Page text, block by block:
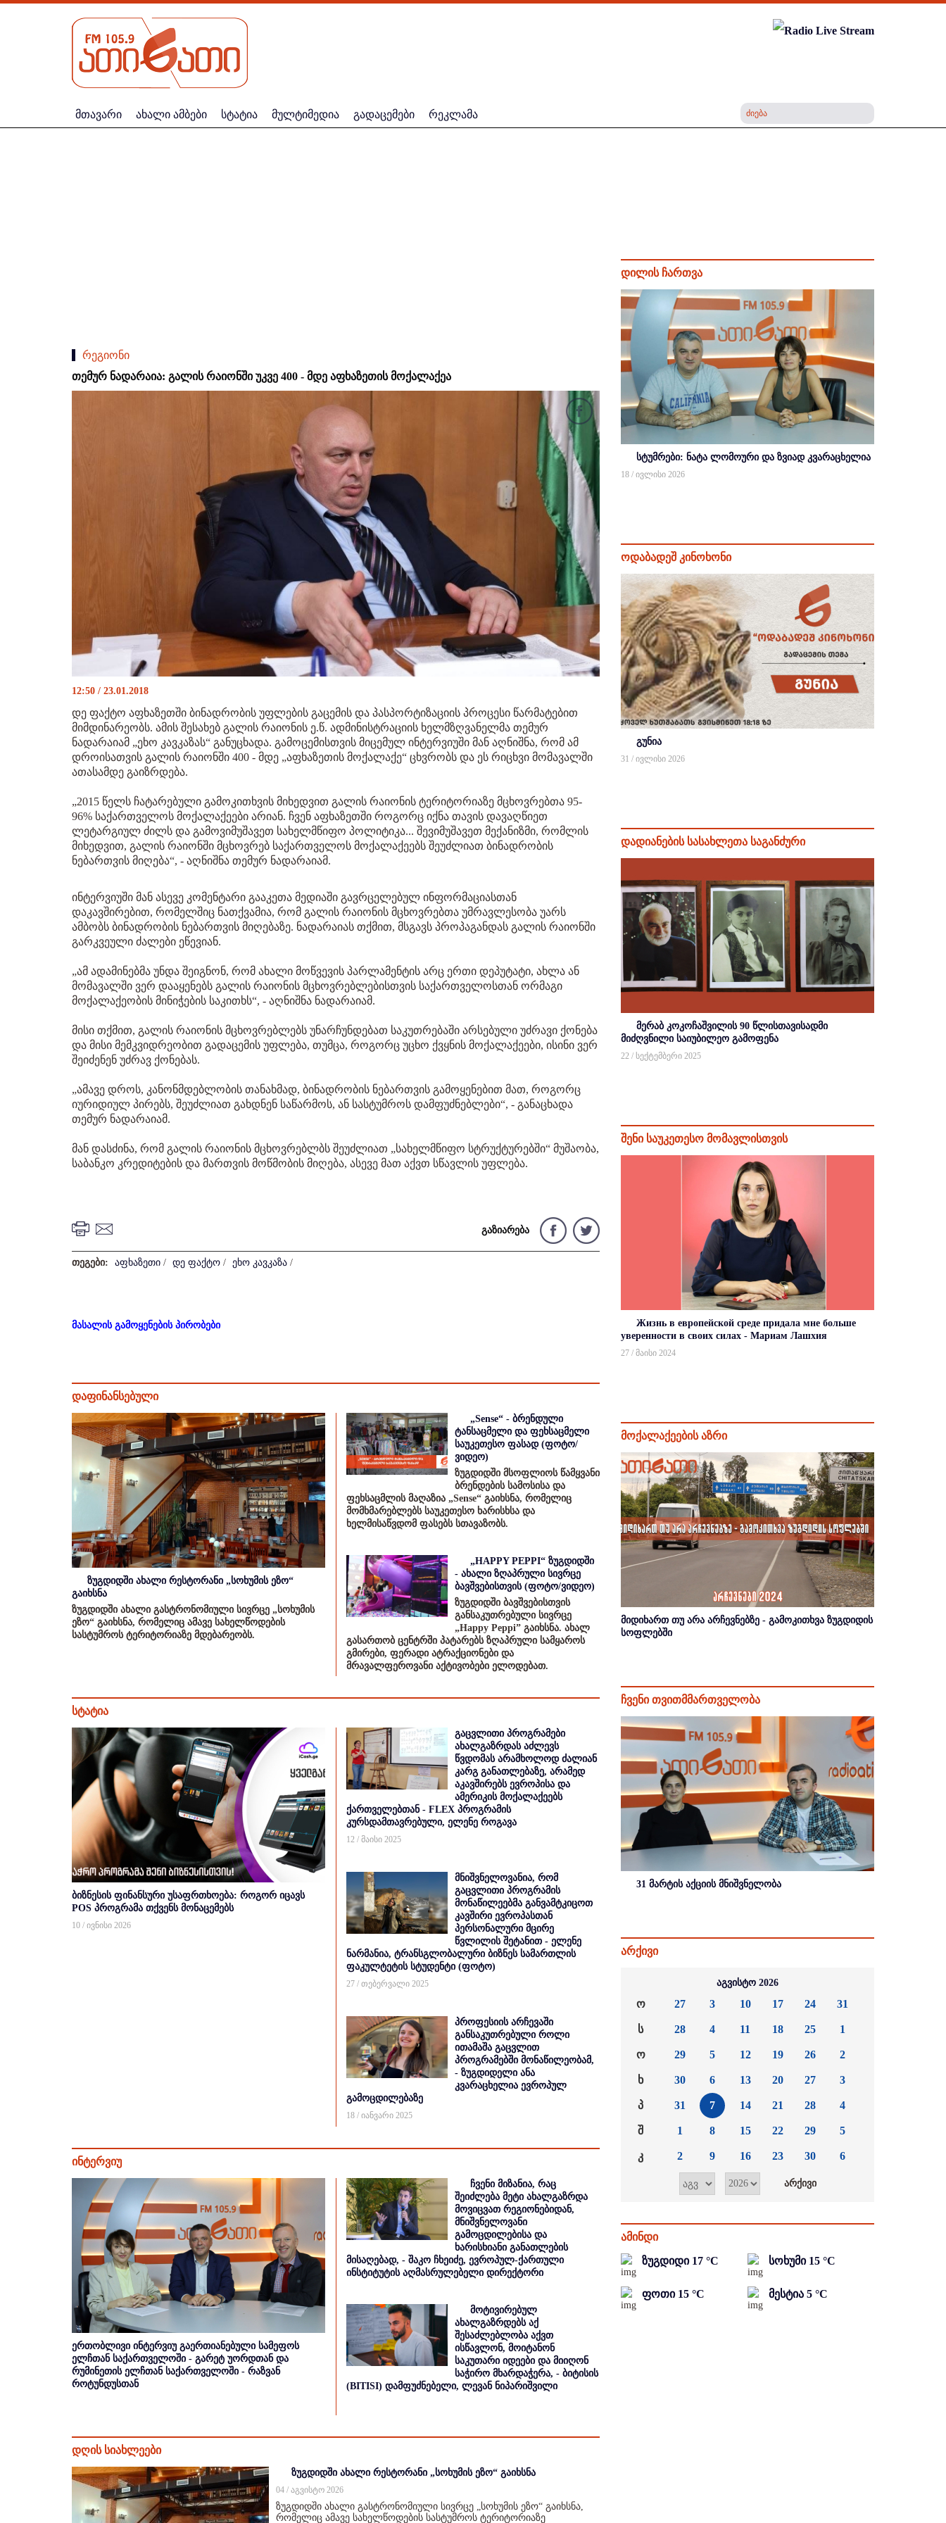
მთავარი ახალი ამბები სტატია მულტიმედია გადაცემები რეკლამა
რეგიონი
თემურ ნადარაია: გალის რაიონში უკვე 400 - მდე აფხაზეთის მოქალაქეა
12:50 / 23.01.2018
დე ფაქტო აფხაზეთში ბინადრობის უფლების გაცემის და პასპორტიზაციის პროცესი წარმატებით
მიმდინარეობს. ამის შესახებ გალის რაიონის ე.წ. ადმინისტრაციის ხელმზღვანელმა თემურ
ნადარაიამ „ეხო კავკაზას“ განუცხადა. გამოცემისთვის მიცემულ ინტერვიუში მან აღნიშნა, რომ ამ
დროისათვის გალის რაიონში 400 - მდე „აფხაზეთის მოქალაქე“ ცხვრობს და ეს რიცხვი მომავალში
ათასამდე გაიზრდება.
„2015 წელს ჩატარებული გამოკითხვის მიხედვით გალის რაიონის ტერიტორიაზე მცხოვრებთა 95-
96% საქართველოს მოქალაქეები არიან. ჩვენ აფხაზეთში როგორც იქნა თავის დავაღწიეთ
ლეტარგიულ ძილს და გამოვიმუშავეთ სახელმწიფო პოლიტიკა... შევიმუშავეთ მექანიზმი, რომლის
მიხედვით, გალის რაიონში მცხოვრებ საქართველოს მოქალაქეებს შეუძლიათ ბინადრობის
ნებართვის მიღება“, - აღნიშნა თემურ ნადარაიამ.
ინტერვიუში მან ასევე კომენტარი გააკეთა მედიაში გავრცელებულ ინფორმაციასთან
დაკავშირებით, რომელშიც ნათქვამია, რომ გალის რაიონის მცხოვრებთა უმრავლესობა უარს
ამბობს ბინადრობის ნებართვის მიღებაზე. ნადარაიას თქმით, მსგავს პროპაგანდას გალის რაიონში
გარკვეული ძალები ეწევიან.
„ამ ადამინებმა უნდა შეიგნონ, რომ ახალი მოწვევის პარლამენტის არც ერთი დეპუტატი, ახლა ან
მომავალში ვერ დააყენებს გალის რაიონის მცხოვრებლებისთვის საქართველოსთან ორმაგი
მოქალაქეობის მინიჭების საკითხს“, - აღნიშნა ნადარაიამ.
მისი თქმით, გალის რაიონის მცხოვრებლებს უნარჩუნდებათ საკუთრებაში არსებული უძრავი ქონება
და მისი მემკვიდრეობით გადაცემის უფლება, თუმცა, როგორც უცხო ქვყნის მოქალაქეები, ისინი ვერ
შეიძენენ უძრავ ქონებას.
„ამავე დროს, კანონმდებლობის თანახმად, ბინადრობის ნებართვის გამოყენებით მათ, როგორც
იურიდიულ პირებს, შეუძლიათ გახდნენ საწარმოს, ან სასტუმროს დამფუძნებლები“, - განაცხადა
თემურ ნადარაიამ.
მან დასძინა, რომ გალის რაიონის მცხოვრებლბს შეუძლიათ „სახელმწიფო სტრუქტურებში“ მუშაობა,
საბანკო კრედიტების და მართვის მოწმობის მიღება, ასევე მათ აქვთ სწავლის უფლება.
გაზიარება
თეგები: აფხაზეთი / დე ფაქტო / ეხო კავკაზა /
მასალის გამოყენების პირობები
დაფინანსებული
ზუგდიდში ახალი რესტორანი „სოხუმის ეზო“
გაიხსნა
ზუგდიდში ახალი გასტრონომიული სივრცე „სოხუმის
ეზო“ გაიხსნა, რომელიც ამავე სახელწოდების
სასტუმროს ტერიტორიაზე მდებარეობს.
„Sense“ - ბრენდული
ტანსაცმელი და ფეხსაცმელი
საუკეთესო ფასად (ფოტო/
ვიდეო)
ზუგდიდში მსოფლიოს წამყვანი
ბრენდების სამოსისა და
ფეხსაცმლის მაღაზია „Sense“ გაიხსნა, რომელიც
მომხმარებლებს საუკეთესო ხარისხსა და
ხელმისაწვდომ ფასებს სთავაზობს.
„HAPPY PEPPI“ ზუგდიდში
- ახალი ზღაპრული სივრცე
ბავშვებისთვის (ფოტო/ვიდეო)
ზუგდიდში ბავშვებისთვის
განსაკუთრებული სივრცე
„Happy Peppi” გაიხსნა. ახალ
გასართობ ცენტრში პატარებს ზღაპრული სამყაროს
გმირები, ფერადი ატრაქციონები და
მრავალფეროვანი აქტივობები ელოდებათ.
სტატია
ბიზნესის ფინანსური უსაფრთხოება: როგორ იცავს
POS პროგრამა თქვენს მონაცემებს
10 / ივნისი 2026
გაცვლითი პროგრამები
ახალგაზრდას აძლევს
წვდომას არამხოლოდ ძალიან
კარგ განათლებაზე, არამედ
აკავშირებს ევროპისა და
ამერიკის მოქალაქეებს
ქართველებთან - FLEX პროგრამის
კურსდამთავრებული, ელენე როგავა
12 / მაისი 2025
მნიშვნელოვანია, რომ
გაცვლითი პროგრამის
მონაწილეებმა განვამტკიცოთ
კავშირი ევროპასთან
პერსონალური მცირე
წვლილის შეტანით - ელენე
ნარმანია, ტრანსგლობალური ბიზნეს სამართლის
ფაკულტეტის სტუდენტი (ფოტო)
27 / თებერვალი 2025
პროფესიის არჩევაში
განსაკუთრებული როლი
ითამაშა გაცვლით
პროგრამებში მონაწილეობამ,
- ზუგდიდელი ანა
კვარაცხელია ევროპულ
გამოცდილებაზე
18 / იანვარი 2025
ინტერვიუ
ერთობლივი ინტერვიუ გაერთიანებული სამეფოს
ელჩთან საქართველოში - გარეტ უორდთან და
რუმინეთის ელჩთან საქართველოში - რაზვან
როტუნდუსთან
ჩვენი მიზანია, რაც
შეიძლება მეტი ახალგაზრდა
მოვიცვათ რეგიონებიდან,
მნიშვნელოვანი
გამოცდილებისა და
ხარისხიანი განათლების
მისაღებად, - შაკო ჩხეიძე, ევროპულ-ქართული
ინსტიტუტის აღმასრულებელი დირექტორი
მოტივირებულ
ახალგაზრდებს აქ
შესაძლებლობა აქვთ
ისწავლონ, მოიტანონ
საკუთარი იდეები და მიიღონ
საჭირო მხარდაჭერა, - ბიტისის
(BITISI) დამფუძნებელი, ლევან ნიპარიშვილი
დღის სიახლეები
ზუგდიდში ახალი რესტორანი „სოხუმის ეზო“ გაიხსნა
04 / აგვისტო 2026
ზუგდიდში ახალი გასტრონომიული სივრცე „სოხუმის ეზო“ გაიხსნა,
რომელიც ამავე სახელწოდების სასტუმროს ტერიტორიაზე
დილის ჩართვა
სტუმრები: ნატა ლომოური და ზვიად კვარაცხელია
18 / ივლისი 2026
ოდაბადეშ კინოხონი
გუნია
31 / ივლისი 2026
დადიანების სასახლეთა საგანძური
მერაბ კოკოჩაშვილის 90 წლისთავისადმი
მიძღვნილი საიუბილეო გამოფენა
22 / სექტემბერი 2025
შენი საუკეთესო მომავლისთვის
Жизнь в европейской среде придала мне больше
уверенности в своих силах - Мариам Лашхия
27 / მაისი 2024
მოქალაქეების აზრი
მიდიხართ თუ არა არჩევნებზე - გამოკითხვა ზუგდიდის
სოფლებში
ჩვენი თვითმმართველობა
31 მარტის აქციის მნიშვნელობა
არქივი
აგვისტო 2026
ო
ს
ო
ხ
პ
შ
კ
27
28
29
30
31
1
2
3
4
5
6
7
8
9
10
11
12
13
14
15
16
17
18
19
20
21
22
23
24
25
26
27
28
29
30
31
1
2
3
4
5
6
ამინდი
ზუგდიდი 17 °C სოხუმი 15 °C
ფოთი 15 °C მესტია 5 °C